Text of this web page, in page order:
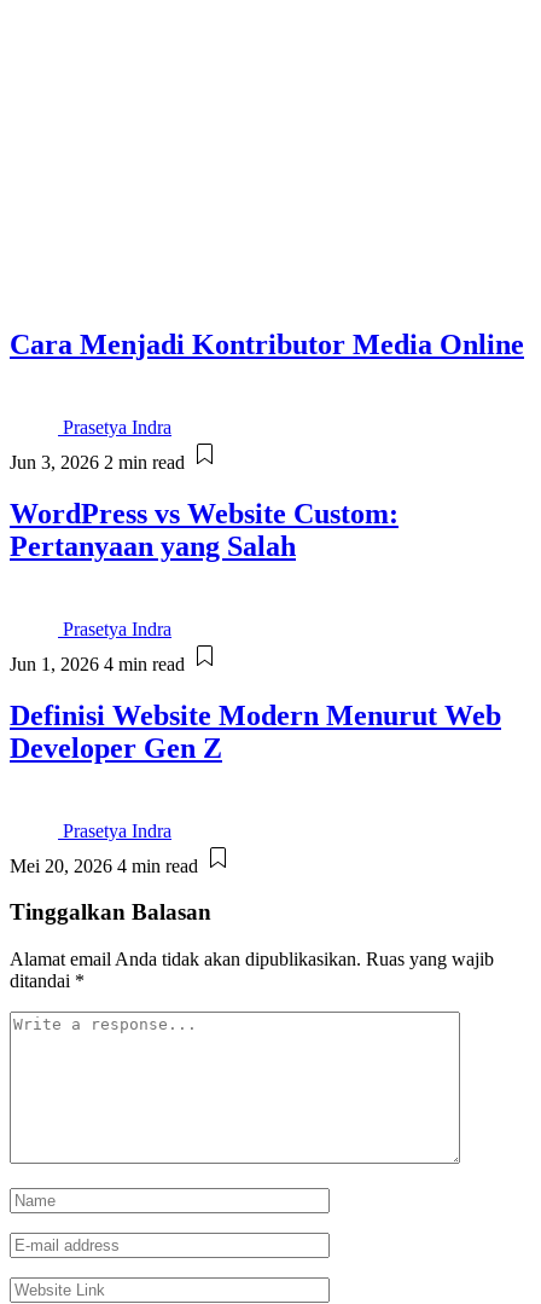
Cara Menjadi Kontributor Media Online
Prasetya Indra
Jun 3, 2026 2 min read
WordPress vs Website Custom:
Pertanyaan yang Salah
Prasetya Indra
Jun 1, 2026 4 min read
Definisi Website Modern Menurut Web
Developer Gen Z
Prasetya Indra
Mei 20, 2026 4 min read
Tinggalkan Balasan
Alamat email Anda tidak akan dipublikasikan. Ruas yang wajib
ditandai *